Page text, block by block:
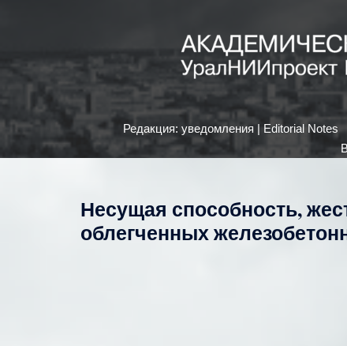
Редакция: уведомления | Editorial Notes
Несущая способность,
облегченных